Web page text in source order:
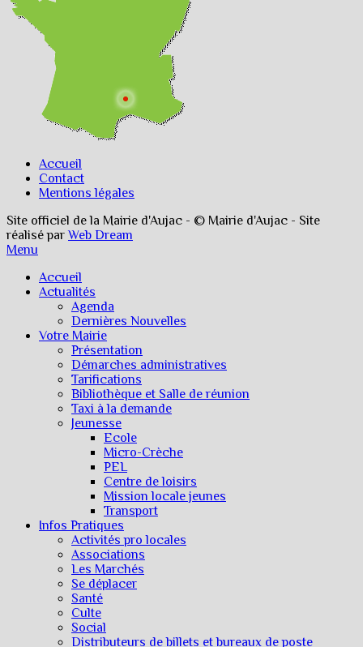
Accueil
Contact
Mentions légales
Site officiel de la Mairie d'Aujac - © Mairie d'Aujac - Site
réalisé parWeb Dream
Menu
Accueil
Actualités
Agenda
Dernières Nouvelles
Votre Mairie
Présentation
Démarches administratives
Tarifications
Bibliothèque et Salle de réunion
Taxi à la demande
Jeunesse
Ecole
Micro-Crèche
PEL
Centre de loisirs
Mission locale jeunes
Transport
Infos Pratiques
Activités pro locales
Associations
Les Marchés
Se déplacer
Santé
Culte
Social
Distributeurs de billets et bureaux de poste